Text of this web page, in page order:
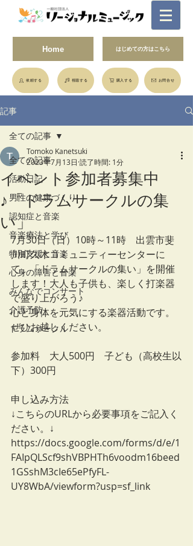
Home
依頼する 視聴する
はじめての方はこちら
購入する お問合せ
記事
全ての記事
活動日記
男性の健康づくり
認知症と音楽
音楽療法と学び
特別支援と音楽
心身の障害と音楽
みんなでコンサート
介護予防
ドラムサークル
全ての記事
イベント参加者募集中
♪「ドラムサークルの集
い」
Tomoko Kanetsuki
2023年7月13日 読了時間: 1分
7月30日（日）10時～11時　出雲市斐
川町久木コミュニティーセンターに
て、「ドラムサークルの集い」を開催
します！大人も子供も、楽しく打楽器
で盛り上がろう♪
心と身体を元気にする楽器活動です。
ぜひお越しください。
参加料　大人500円　子ども（高校生以
下）300円
申し込み方法
↓こちらのURLから必要事項をご記入く
ださい。↓
https://docs.google.com/forms/d/e/1
FAIpQLScf9shVBPHTh6voodm16beed
1GSshM3cIe65ePfyFL-
UY8WbA/viewform?usp=sf_link